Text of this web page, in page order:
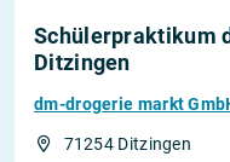
Schülerpraktikum
Ditzingen
dm-drogerie markt
71254 Ditzingen